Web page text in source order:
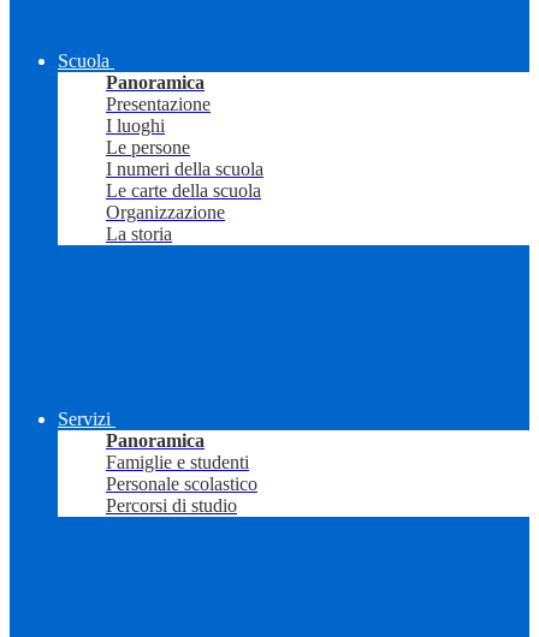
Scuola
Panoramica
Presentazione
I luoghi
Le persone
I numeri della scuola
Le carte della scuola
Organizzazione
La storia
Servizi
Panoramica
Famiglie e studenti
Personale scolastico
Percorsi di studio